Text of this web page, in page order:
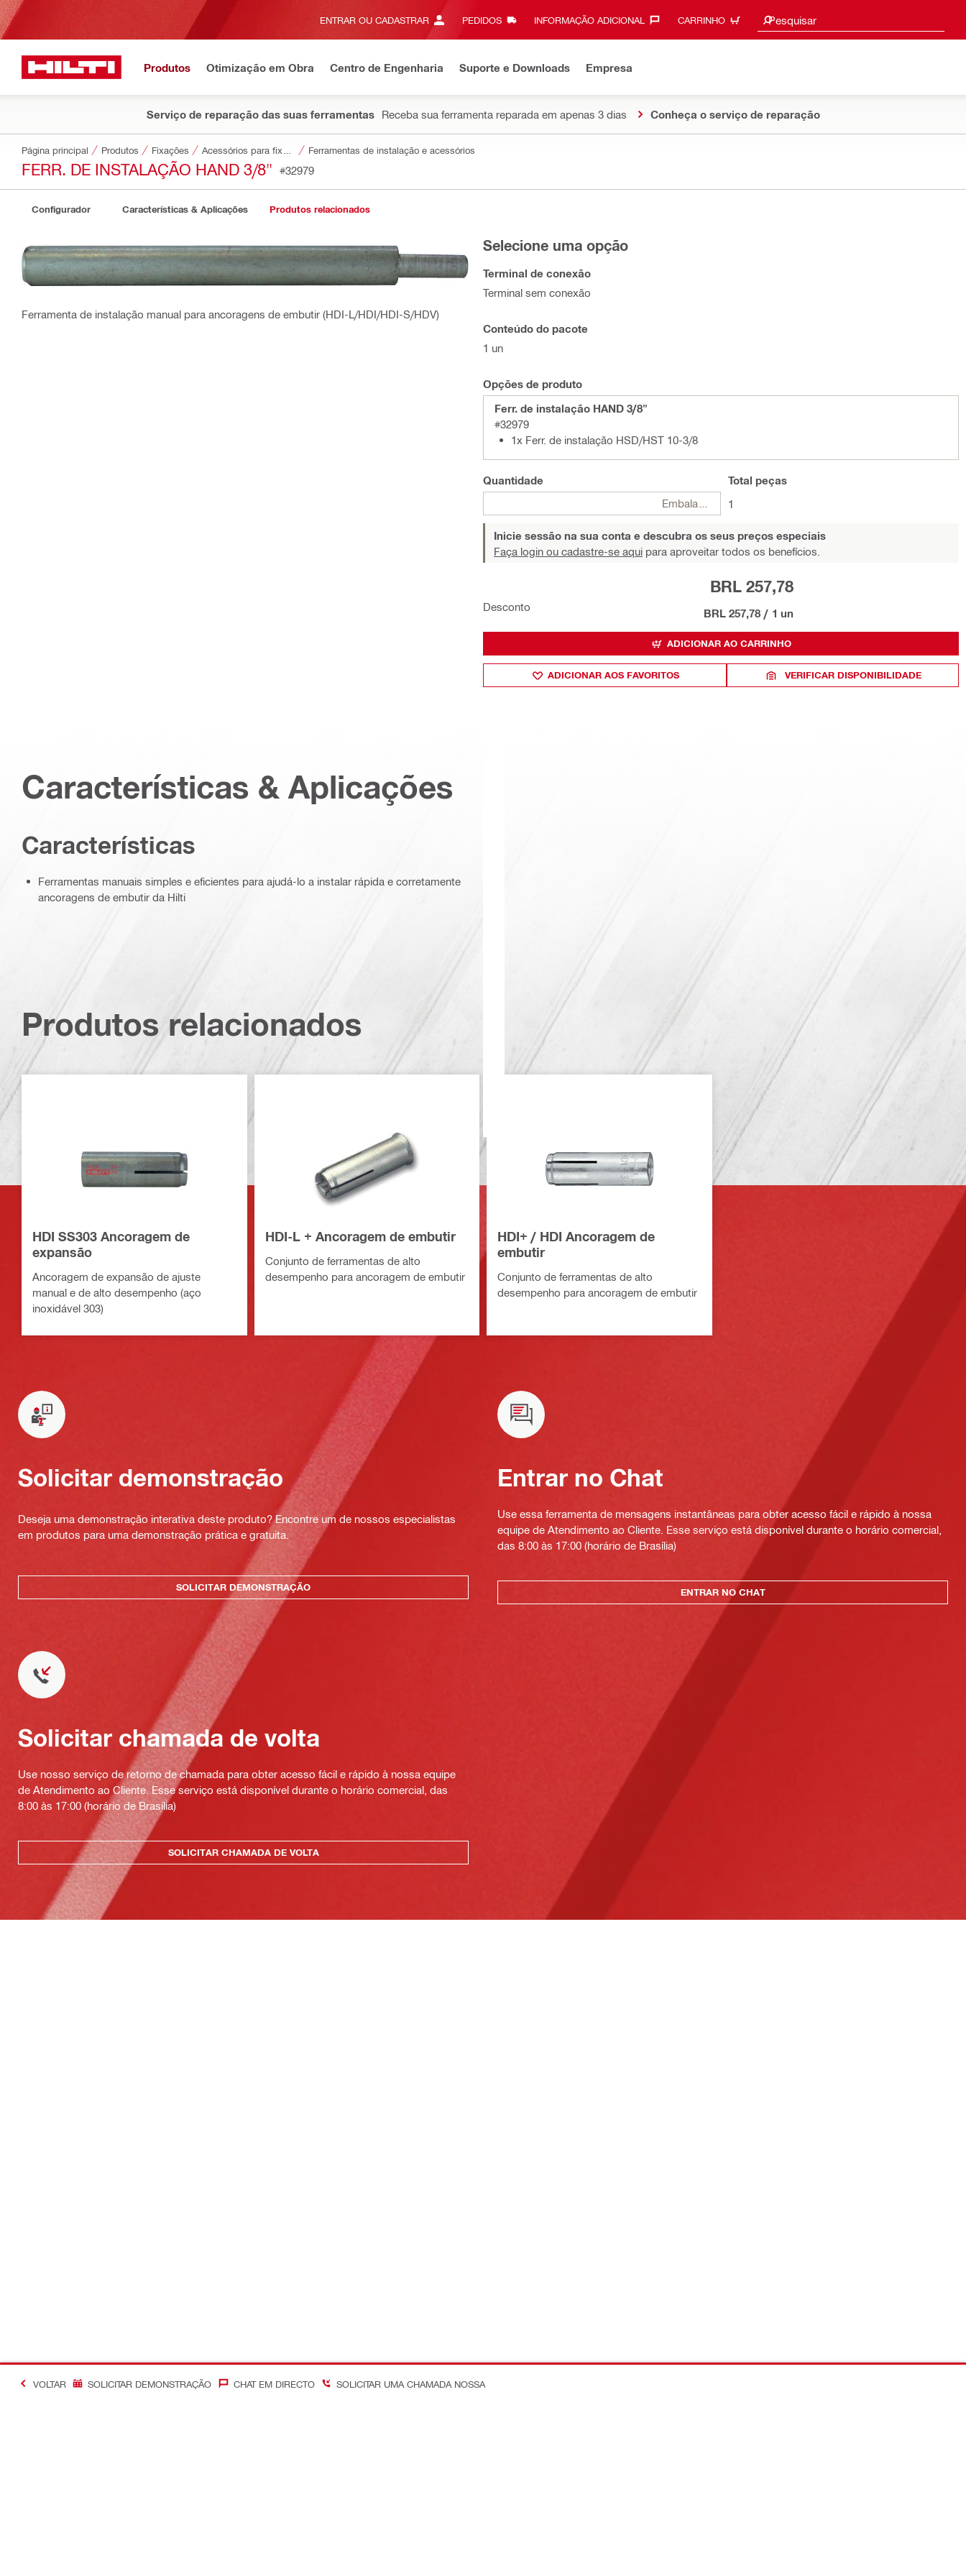
ENTRAR OU CADASTRAR PEDIDOS INFORMAÇÃO ADICIONAL‎ CARRINHO Pesquisar
Sugestões de pesquisa
Produtos Otimização em Obra Centro de Engenharia Suporte e Downloads Empresa
Serviço de reparação das suas ferramentas Receba sua ferramenta reparada em apenas 3 dias Conheça o serviço de reparação
Página principal Produtos Fixações Ferramentas de instalação e acessórios
FERR. DE INSTALAÇÃO HAND 3/8" #32979
Configurador Características & Aplicações Produtos relacionados
Ferramenta de instalação manual para ancoragens de embutir (HDI-L/HDI/HDI-S/HDV)
Selecione uma opção
Terminal de conexão
Terminal sem conexão
Conteúdo do pacote
1 un
Opções de produto
Ferr. de instalação HAND 3/8"
#32979
1x Ferr. de instalação HSD/HST 10-3/8
Quantidade
Total peças
1
Inicie sessão na sua conta e descubra os seus preços especiais
Faça login ou cadastre-se aqui para aproveitar todos os benefícios.
Desconto
BRL 257,78
BRL 257,78 / 1 un
ADICIONAR AO CARRINHO
ADICIONAR AOS FAVORITOS VERIFICAR DISPONIBILIDADE
Características & Aplicações
Características
Ferramentas manuais simples e eficientes para ajudá-lo a instalar rápida e corretamente
ancoragens de embutir da Hilti
Produtos relacionados
HDI SS303 Ancoragem de
expansão
Ancoragem de expansão de ajuste
manual e de alto desempenho (aço
inoxidável 303)
HDI-L + Ancoragem de embutir
Conjunto de ferramentas de alto
desempenho para ancoragem de embutir
HDI+ / HDI Ancoragem de
embutir
Conjunto de ferramentas de alto
desempenho para ancoragem de embutir
Solicitar demonstração
Deseja uma demonstração interativa deste produto? Encontre um de nossos especialistas
em produtos para uma demonstração prática e gratuita.
SOLICITAR DEMONSTRAÇÃO
Entrar no Chat
Use essa ferramenta de mensagens instantâneas para obter acesso fácil e rápido à nossa
equipe de Atendimento ao Cliente. Esse serviço está disponível durante o horário comercial,
das 8:00 às 17:00 (horário de Brasília)
ENTRAR NO CHAT
Solicitar chamada de volta
Use nosso serviço de retorno de chamada para obter acesso fácil e rápido à nossa equipe
de Atendimento ao Cliente. Esse serviço está disponível durante o horário comercial, das
8:00 às 17:00 (horário de Brasília)
SOLICITAR CHAMADA DE VOLTA
VOLTAR SOLICITAR DEMONSTRAÇÃO CHAT EM DIRECTO SOLICITAR UMA CHAMADA NOSSA